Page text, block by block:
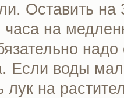
Оставить на
часа на
надо
Если воды
лук на